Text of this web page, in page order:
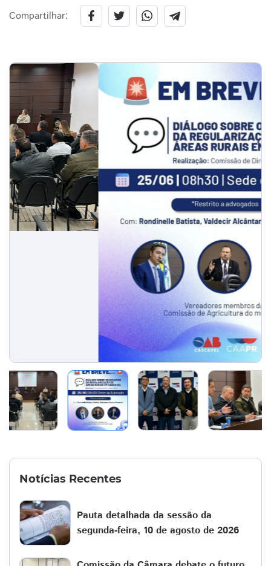
Compartilhar:
Notícias Recentes
Pauta detalhada da sessão da
segunda-feira, 10 de agosto de 2026